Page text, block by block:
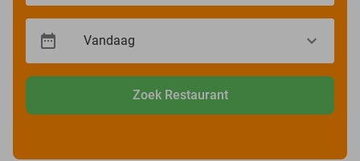
Zoek Restaurant